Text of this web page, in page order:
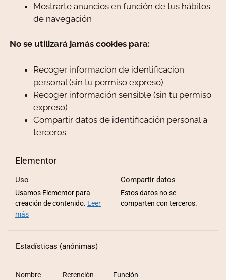
Mostrarte anuncios en función de tus hábitos
de navegación
No se utilizará jamás cookies para:
Recoger información de identificación
personal (sin tu permiso expreso)
Recoger información sensible (sin tu permiso
expreso)
Compartir datos de identificación personal a
terceros
Elementor
Uso
Usamos Elementor para
creación de contenido. Leer
más
Compartir datos
Estos datos no se
comparten con terceros.
Estadísticas (anónimas)
Nombre Retención Función